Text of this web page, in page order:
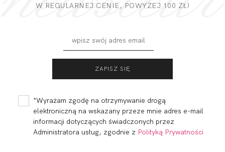
W REGULARNEJ CENIE, POWYZEJ 100 ZŁ)
*Wyrażam zgodę na otrzymywanie drogą
elektroniczną na wskazany przeze mnie adres e-mail
informacji dotyczących świadczonych przez
Administratora usług, zgodnie z Polityką Prywatności